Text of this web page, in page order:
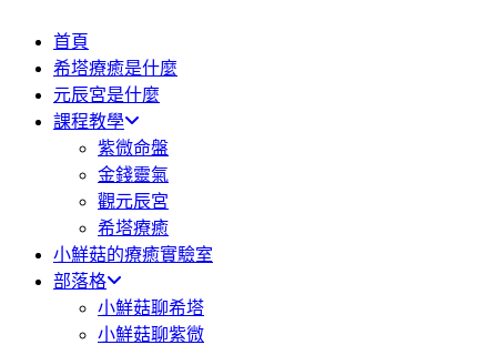
首頁
希塔療癒是什麼
元辰宮是什麼
課程教學
紫微命盤
金錢靈氣
觀元辰宮
希塔療癒
小鮮菇的療癒實驗室
部落格
小鮮菇聊希塔
小鮮菇聊紫微